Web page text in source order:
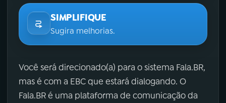
SIMPLIFIQUE
Sugira melhorias.
Você será direcionado(a) para o sistema Fala.BR,
mas é com a EBC que estará dialogando. O
Fala.BR é uma plataforma de comunicação da